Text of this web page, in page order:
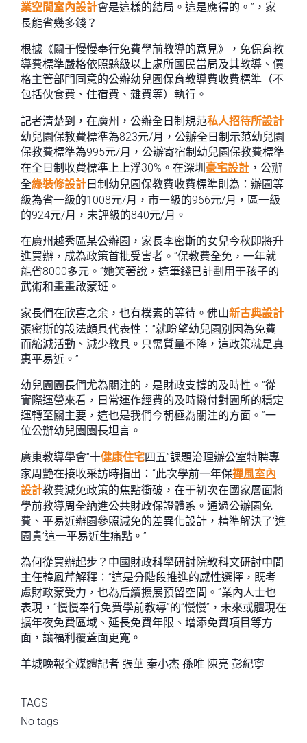
業空間室內設計會是這樣的結局。這是應得的。”，家
長能省幾多錢？
根據《關于慢慢奉行免費學前教導的意見》，免保育教
導費標準嚴格依照縣級以上處所國民當局及其教導、價
格主管部門同意的公辦幼兒園保育教導費收費標準（不
包括伙食費、住宿費、雜費等）執行。
記者清楚到，在廣州，公辦全日制規范私人招待所設計
幼兒園保教費標準為823元/月，公辦全日制示范幼兒園
保教費標準為995元/月，公辦寄宿制幼兒園保教費標準
在全日制收費標準上上浮30%。在深圳 豪宅設計 ，公辦
全綠裝修設計 日制幼兒園保教費收費標準則為：辦園等
級為省一級的1008元/月，市一級的966元/月，區一級
的924元/月，未評級的840元/月。
在廣州越秀區某公辦園，家長李密斯的女兒今秋即將升
進買辦，成為政策首批受害者。“保教費全免，一年就
能省8000多元。”她笑著說，這筆錢已計劃用于孩子的
武術和畫畫啟蒙班。
家長們在欣喜之余，也有樸素的等待。佛山新古典設計
張密斯的設法頗具代表性：“就盼望幼兒園別因為免費
而縮減活動、減少教具。只需質量不降，這政策就是真
惠平易近。”
幼兒園園長們尤為關注的，是財政支撐的及時性。“從
實際運營來看，日常運作經費的及時撥付對園所的穩定
運轉至關主要，這也是我們今朝極為關注的方面。”一
位公辦幼兒園園長坦言。
廣東教導學會“十健康住宅四五”課題治理辦公室特聘專
家周艷在接收采訪時指出：“此次學前一年保禪風室內
設計教費減免政策的焦點衝破，在于初次在國家層面將
學前教導周全納進公共財政保證體系。通過公辦園免
費、平易近辦園參照減免的差異化設計，精準解決了‘進
園貴’這一平易近生痛點。”
為何從買辦起步？中國財政科學研討院教科文研討中間
主任韓鳳芹解釋：“這是分階段推進的感性選擇，既考
慮財政蒙受力，也為后續擴展預留空間。”業內人士也
表現，“慢慢奉行免費學前教導”的“慢慢”，未來或體現在
擴年夜免費區域、延長免費年限、增添免費項目等方
面，讓福利覆蓋面更寬。
羊城晚報全媒體記者 張華 秦小杰 孫唯 陳亮 彭紀寧
TAGS
No tags